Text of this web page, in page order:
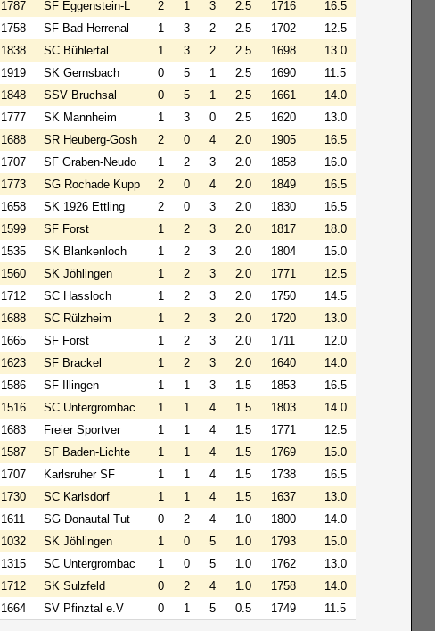
1787 SF Eggenstein-L 2 1 3 2.5 1716
16.5
1758 SF Bad Herrenal 1 3 2 2.5 1702
12.5
1838 SC Bühlertal 1 3 2 2.5 1698
13.0
1919 SK Gernsbach 0 5 1 2.5 1690
11.5
1848 SSV Bruchsal 0 5 1 2.5 1661
14.0
1777 SK Mannheim 1 3 0 2.5 1620
13.0
1688 SR Heuberg-Gosh 2 0 4 2.0 1905
16.5
1707 SF Graben-Neudo 1 2 3 2.0 1858
16.0
1773 SG Rochade Kupp 2 0 4 2.0 1849
16.5
1658 SK 1926 Ettling 2 0 3 2.0 1830
16.5
1599 SF Forst 1 2 3 2.0 1817
18.0
1535 SK Blankenloch 1 2 3 2.0 1804
15.0
1560 SK Jöhlingen 1 2 3 2.0 1771
12.5
1712 SC Hassloch 1 2 3 2.0 1750
14.5
1688 SC Rülzheim 1 2 3 2.0 1720
13.0
1665 SF Forst 1 2 3 2.0 1711
12.0
1623 SF Brackel 1 2 3 2.0 1640
14.0
1586 SF Illingen 1 1 3 1.5 1853
16.5
1516 SC Untergrombac 1 1 4 1.5 1803
14.0
1683 Freier Sportver 1 1 4 1.5 1771
12.5
1587 SF Baden-Lichte 1 1 4 1.5 1769
15.0
1707 Karlsruher SF 1 1 4 1.5 1738
16.5
1730 SC Karlsdorf 1 1 4 1.5 1637
13.0
1611 SG Donautal Tut 0 2 4 1.0 1800
14.0
1032 SK Jöhlingen 1 0 5 1.0 1793
15.0
1315 SC Untergrombac 1 0 5 1.0 1762
13.0
1712 SK Sulzfeld 0 2 4 1.0 1758
14.0
1664 SV Pfinztal e.V 0 1 5 0.5 1749 11.5